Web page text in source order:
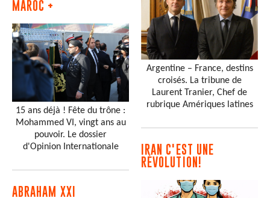
MAROC +
15 ans déjà ! Fête du trône :
Mohammed VI, vingt ans au
pouvoir. Le dossier
d'Opinion Internationale
ABRAHAM XXI
Argentine – France, destins
croisés. La tribune de
Laurent Tranier, Chef de
rubrique Amériques latines
IRAN C'EST UNE
RÉVOLUTION!